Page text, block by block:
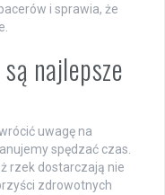
i sprawia, że
najlepsze
uwagę na
spędzać czas.
rzek dostarczają nie
zdrowotnych